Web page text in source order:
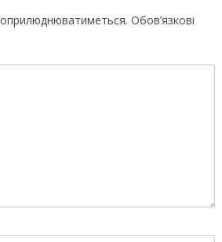
Обов’язкові